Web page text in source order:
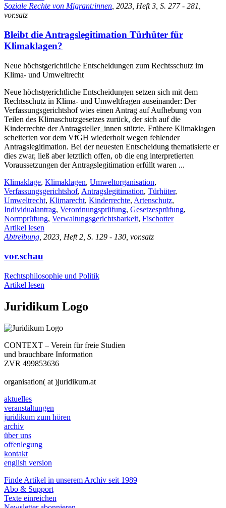
Soziale Rechte von Migrant:innen , 2023, Heft 3, S. 277 - 281,
vor.satz
Bleibt die Antragslegitimation Türhüter für
Klimaklagen?
Neue höchstgerichtliche Entscheidungen zum Rechtsschutz im
Klima- und Umweltrecht
Neue höchstgerichtliche Entscheidungen setzen sich mit dem
Rechtsschutz in Klima- und Umweltfragen auseinander: Der
Verfassungsgerichtshof wies einen Antrag auf Aufhebung von
Teilen des Klimaschutzgesetzes zurück, der sich auf die
Kinderrechte der Antragsteller_innen stützte. Frühere Klimaklagen
scheiterten vor dem VfGH wiederholt wegen fehlender
Antragslegitimation. Bei der neuesten Entscheidung thematisierte er
dies zwar, ließ aber letztlich offen, ob die eng interpretierten
Voraussetzungen der Antragslegitimation erfüllt waren ...
Klimaklage, Klimaklagen, Umweltorganisation,
Verfassungsgerichtshof, Antragslegitimation, Türhüter,
Umweltrecht, Klimarecht, Kinderrechte, Artenschutz,
Individualantrag, Verordnungsprüfung, Gesetzesprüfung,
Normprüfung, Verwaltungsgerichtsbarkeit, Fischotter
Artikel lesen
Abtreibung , 2023, Heft 2, S. 129 - 130, vor.satz
vor.schau
Rechtsphilosophie und Politik
Artikel lesen
Juridikum Logo
CONTEXT – Verein für freie Studien
und brauchbare Information
ZVR 499853636
organisation( at )juridikum.at
aktuelles
veranstaltungen
juridikum zum hören
archiv
über uns
offenlegung
kontakt
english version
Finde Artikel in unserem Archiv seit 1989
Abo & Support
Texte einreichen